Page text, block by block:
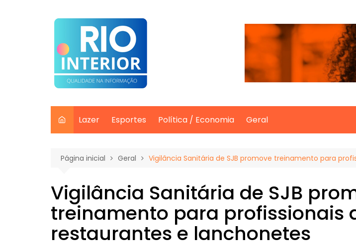
Lazer Esportes Política / Economia Geral
Página inicial Geral Vigilância Sanitária de SJB promove treinamento para
Vigilância Sanitária de SJB
treinamento para profissionais
restaurantes e lanchonetes